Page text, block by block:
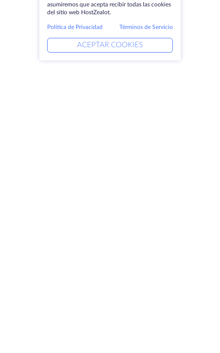
asumiremos que acepta recibir todas las cookies
del sitio web HostZealot.
Política de Privacidad Términos de Servicio
ACEPTAR COOKIES